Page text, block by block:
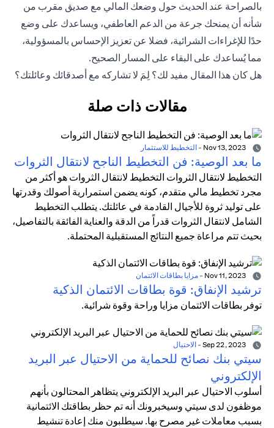
بالصراحة عند الحديث حول وضعك المالي مع صديق مقرب من
شأنه أن يمنحك جرعة من الدعم العاطفي، ويساعدك على وضع
حدًا للإغراءات الشرائية، فضلا عن تعزيز الإحساس بالمسؤولية،
مما يُساعدك على البقاء على المسار الصحيح.
هل كان هذا المقال مفيد لك؟ لِمَ لا تشاركه مع أصدقائك وعائلتك؟
مقالات ذات صلة
- التخطيط للاستثمار
ما بعد الوصية: فن التخطيط الناجح لانتقال الثروات
التخطيط لانتقال الثروات التخطيط لانتقال الثروات هو أكثر من
مجرد تخطيط مالي متقدم، كونه يضمن استمرارية أصولك وقدرتها
على توليد ثروة للأجيال القادمة في عائلتك. يتطلب التخطيط
الشامل لانتقال الثروات قدراً من الدقة والعناية الفائقة بالتفاصيل،
بحيث تتم مراعاة جميع النتائج المستقبلية المحتملة.
- مزايا بطاقات الائتمان
ترشيد الإنفاق: قوة بطاقات الائتمان الذكية
توفر بطاقات الائتمان مزايا وراحة وقوة شرائية.
- الاحتيال
سيتي بنك نصائح للحماية من الاحتيال عبر البريد
الإلكتروني
أسلوب الاحتيال عبر البريد الإلكتروني يتظاهر المحتالون بأنهم
موظفون لدى سيتي وسيخبرونك أنه تم حظر بطاقتك الائتمانية
بسبب معاملات غير مصرح بها. سيطلبون منك إعادة تنشيط